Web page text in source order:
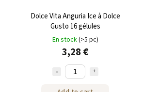
Dolce Vita Anguria Ice à Dolce
Gusto 16 gélules
En stock(>5 pc)
3,28 €